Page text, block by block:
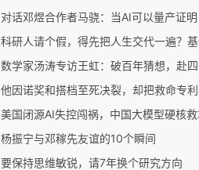
杨振宁与邓稼先友谊的10个瞬间
要保持思维敏锐，请7年换个研究方向